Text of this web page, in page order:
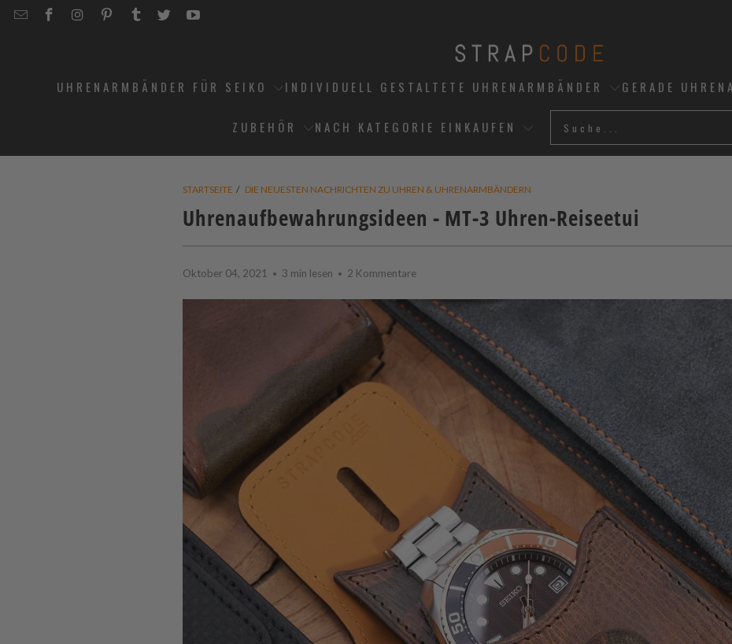
EMAILSTRAPCODE
STRAPCODE
INSTAGRAM
STRAPCODE
PINTEREST
STRAPCODE
STRAPCODE
TWITTER
STRAPCODE
YOUTUBE
UHRENARMBÄNDER FÜR SEIKO INDIVIDUELL GESTALTETE UHRENARMBÄNDER GERADE
ZUBEHÖR NACH KATEGORIE EINKAUFEN
STARTSEITE / DIE NEUESTEN NACHRICHTEN ZU UHREN & UHRENARMBÄNDERN
Uhrenaufbewahrungsideen - MT-3 Uhren-Reiseetui
Oktober 04, 2021 3 min lesen 2 Kommentare